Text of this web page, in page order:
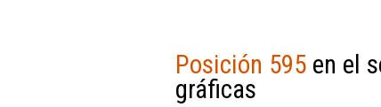
Posición 595 en el
gráficas